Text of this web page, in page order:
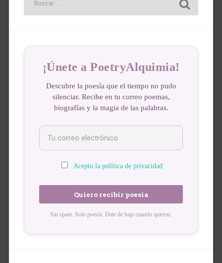
¡Únete a PoetryAlquimia!
Descubre la poesía que el tiempo no pudo
silenciar. Recibe en tu correo poemas,
biografías y la magia de las palabras.
Acepto la política de privacidad
Sin spam. Solo poesía. Date de baja cuando quieras.